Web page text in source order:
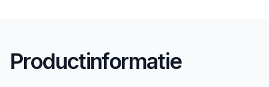
Productinformatie